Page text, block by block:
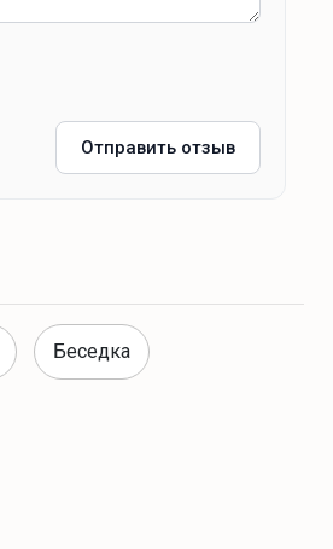
Отправить отзыв
Беседка